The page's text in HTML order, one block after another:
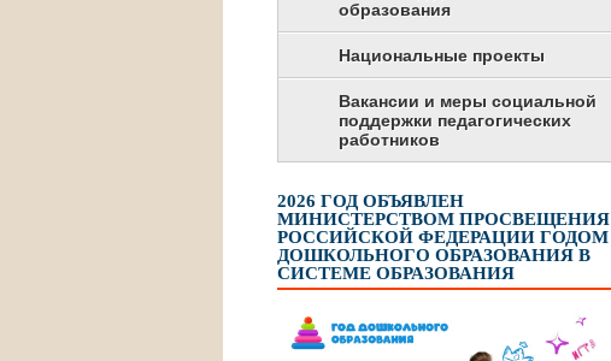
образования
Национальные проекты
Вакансии и меры социальной
поддержки педагогических
работников
2026 ГОД ОБЪЯВЛЕН
МИНИСТЕРСТВОМ ПРОСВЕЩЕНИЯ
РОССИЙСКОЙ ФЕДЕРАЦИИ ГОДОМ
ДОШКОЛЬНОГО ОБРАЗОВАНИЯ В
СИСТЕМЕ ОБРАЗОВАНИЯ